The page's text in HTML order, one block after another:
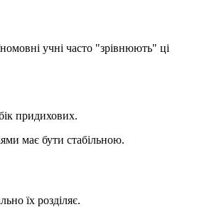
учні часто "зрівнюють" ці
придихових.
має бути стабільною.
їх розділяє.